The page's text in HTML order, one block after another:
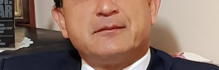
Con estos antecedentes, en mi calidad de Autoridad
Única del Agua a nivel desconcentrado, se:
DISPONE: